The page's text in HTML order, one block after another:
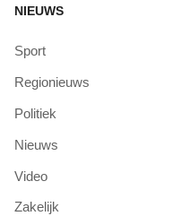
NIEUWS
Sport
Regionieuws
Politiek
Nieuws
Video
Zakelijk